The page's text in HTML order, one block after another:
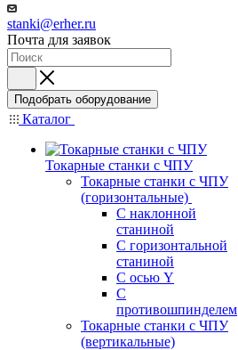
stanki@erher.ru
Почта для заявок
Подобрать оборудование
Каталог
Токарные станки с ЧПУ
Токарные станки с ЧПУ
(горизонтальные)
С наклонной
станиной
С горизонтальной
станиной
С осью Y
С
противошпинделем
Токарные станки с ЧПУ
(вертикальные)